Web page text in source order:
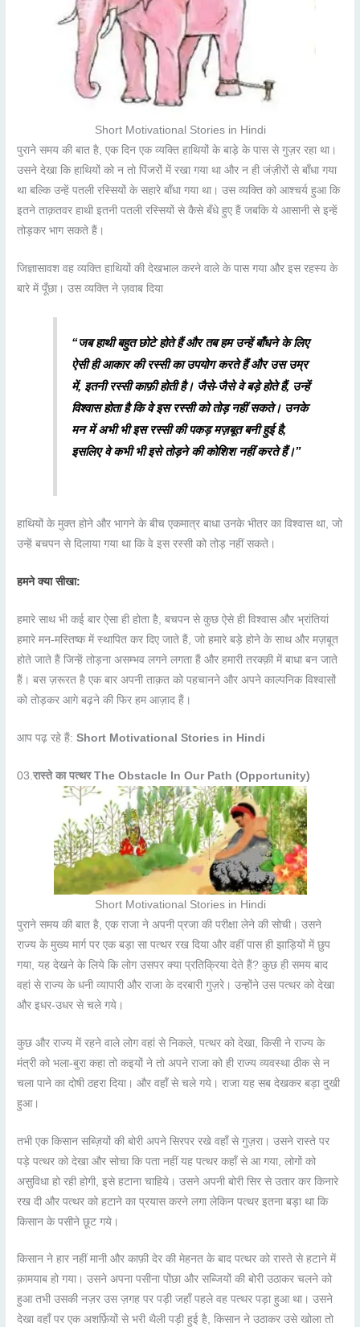
Short Motivational Stories in Hindi
पुराने समय की बात है, एक दिन एक व्यक्ति हाथियों के बाड़े के पास से गुज़र रहा था।
उसने देखा कि हाथियों को न तो पिंजरों में रखा गया था और न ही जंज़ीरों से बाँधा गया
था बल्कि उन्हें पतली रस्सियों के सहारे बाँधा गया था। उस व्यक्ति को आश्चर्य हुआ कि
इतने ताक़तवर हाथी इतनी पतली रस्सियों से कैसे बँधे हुए हैं जबकि ये आसानी से इन्हें
तोड़कर भाग सकते हैं।
जिज्ञासावश वह व्यक्ति हाथियों की देखभाल करने वाले के पास गया और इस रहस्य के
बारे में पूँछा। उस व्यक्ति ने ज़वाब दिया
“जब हाथी बहुत छोटे होते हैं और तब हम उन्हें बाँधने के लिए
ऐसी ही आकार की रस्सी का उपयोग करते हैं और उस उम्र
में, इतनी रस्सी काफ़ी होती है। जैसे-जैसे वे बड़े होते हैं, उन्हें
विश्वास होता है कि वे इस रस्सी को तोड़ नहीं सकते। उनके
मन में अभी भी इस रस्सी की पकड़ मज़बूत बनी हुई है,
इसलिए वे कभी भी इसे तोड़ने की कोशिश नहीं करते हैं।”
हाथियों के मुक्त होने और भागने के बीच एकमात्र बाधा उनके भीतर का विश्वास था, जो
उन्हें बचपन से दिलाया गया था कि वे इस रस्सी को तोड़ नहीं सकते।
हमने क्या सीखा:
हमारे साथ भी कई बार ऐसा ही होता है, बचपन से कुछ ऐसे ही विश्वास और भ्रांतियां
हमारे मन-मस्तिष्क में स्थापित कर दिए जाते हैं, जो हमारे बड़े होने के साथ और मज़बूत
होते जाते हैं जिन्हें तोड़ना असम्भव लगने लगता हैं और हमारी तरक्क़ी में बाधा बन जाते
हैं। बस ज़रूरत है एक बार अपनी ताक़त को पहचानने और अपने काल्पनिक विश्वासों
को तोड़कर आगे बढ़ने की फिर हम आज़ाद हैं।
आप पढ़ रहे हैं:Short Motivational Stories in Hindi
03.रास्ते का पत्थरThe Obstacle In Our Path (Opportunity)
Short Motivational Stories in Hindi
पुराने समय की बात है, एक राजा ने अपनी प्रजा की परीक्षा लेने की सोची। उसने
राज्य के मुख्य मार्ग पर एक बड़ा सा पत्थर रख दिया और वहीं पास ही झाड़ियों में छुप
गया, यह देखने के लिये कि लोग उसपर क्या प्रतिक्रिया देते हैं? कुछ ही समय बाद
वहां से राज्य के धनी व्यापारी और राजा के दरबारी गुज़रे। उन्होंने उस पत्थर को देखा
और इधर-उधर से चले गये।
कुछ और राज्य में रहने वाले लोग वहां से निकले, पत्थर को देखा, किसी ने राज्य के
मंत्री को भला-बुरा कहा तो कइयों ने तो अपने राजा को ही राज्य व्यवस्था ठीक से न
चला पाने का दोषी ठहरा दिया। और वहाँ से चले गये। राजा यह सब देखकर बड़ा दुखी
हुआ।
तभी एक किसान सब्ज़ियों की बोरी अपने सिरपर रखे वहाँ से गुज़रा। उसने रास्ते पर
पड़े पत्थर को देखा और सोचा कि पता नहीं यह पत्थर कहाँ से आ गया, लोगों को
असुविधा हो रही होगी, इसे हटाना चाहिये। उसने अपनी बोरी सिर से उतार कर किनारे
रख दी और पत्थर को हटाने का प्रयास करने लगा लेकिन पत्थर इतना बड़ा था कि
किसान के पसीने छूट गये।
किसान ने हार नहीं मानी और काफ़ी देर की मेहनत के बाद पत्थर को रास्ते से हटाने में
क़ामयाब हो गया। उसने अपना पसीना पोंछा और सब्जियों की बोरी उठाकर चलने को
हुआ तभी उसकी नज़र उस ज़गह पर पड़ी जहाँ पहले वह पत्थर पड़ा हुआ था। उसने
देखा वहाँ पर एक अशर्फ़ियों से भरी थैली पड़ी हुई है, किसान ने उठाकर उसे खोला तो